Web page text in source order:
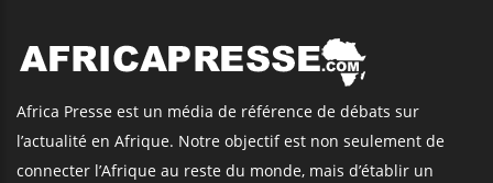
Africa Presse est un média de référence de débats sur
l’actualité en Afrique. Notre objectif est non seulement de
connecter l’Afrique au reste du monde, mais d’établir un